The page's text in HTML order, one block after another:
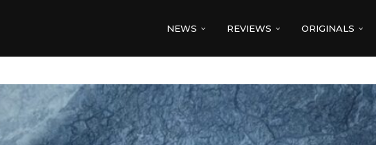
NEWS REVIEWS ORIGINALS